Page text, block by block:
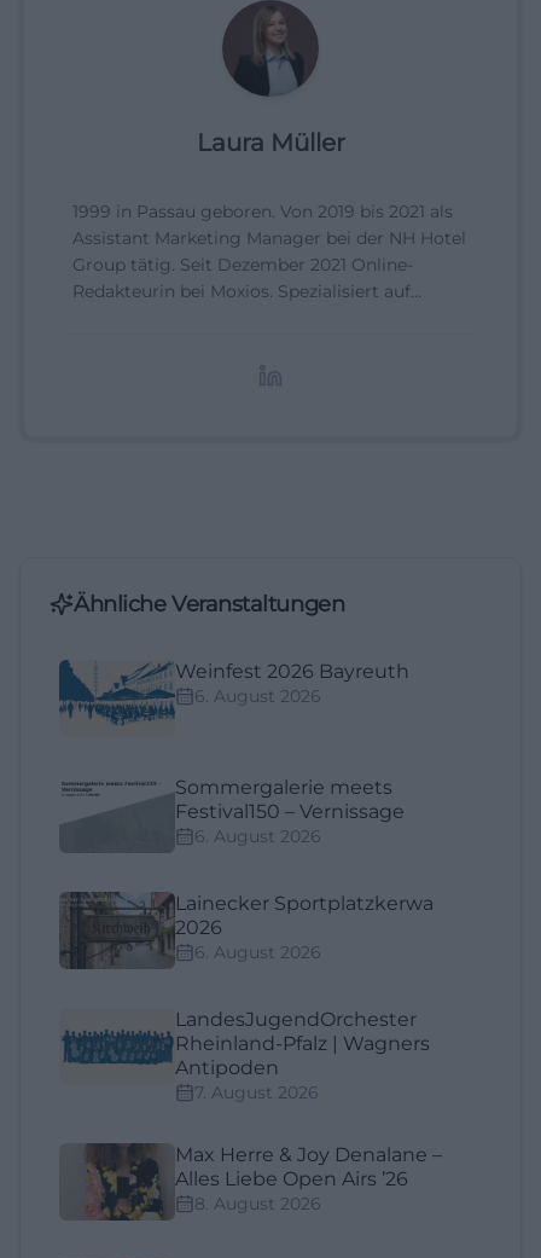
Laura Müller
1999 in Passau geboren. Von 2019 bis 2021 als
Assistant Marketing Manager bei der NH Hotel
Group tätig. Seit Dezember 2021 Online-
Redakteurin bei Moxios. Spezialisiert auf
Ähnliche Veranstaltungen
Weinfest 2026 Bayreuth
6. August 2026
Sommergalerie meets
Festival150 – Vernissage
6. August 2026
Lainecker Sportplatzkerwa
2026
6. August 2026
LandesJugendOrchester
Rheinland-Pfalz | Wagners
Antipoden
7. August 2026
Max Herre & Joy Denalane –
Alles Liebe Open Airs ’26
8. August 2026